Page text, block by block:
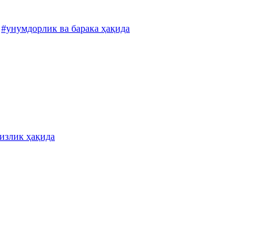
#унумдорлик ва барака ҳақида
ҳақида